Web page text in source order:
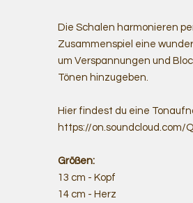
Die Schalen harmonieren
Zusammenspiel eine
um Verspannungen und
Tönen hinzugeben.
Hier findest du eine
https://on.soundcloud.com/
Größen:
13 cm - Kopf
14 cm - Herz